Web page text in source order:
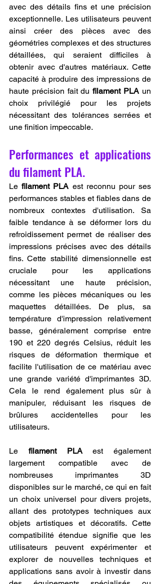
avec des détails fins et une précision
exceptionnelle. Les utilisateurs peuvent
ainsi créer des pièces avec des
géométries complexes et des structures
détaillées, qui seraient difficiles à
obtenir avec d'autres matériaux. Cette
capacité à produire des impressions de
haute précision fait du filament PLA un
choix privilégié pour les projets
nécessitant des tolérances serrées et
une finition impeccable.
Performances et applications
du filament PLA.
Le filament PLA est reconnu pour ses
performances stables et fiables dans de
nombreux contextes d'utilisation. Sa
faible tendance à se déformer lors du
refroidissement permet de réaliser des
impressions précises avec des détails
fins. Cette stabilité dimensionnelle est
cruciale pour les applications
nécessitant une haute précision,
comme les pièces mécaniques ou les
maquettes détaillées. De plus, sa
température d'impression relativement
basse, généralement comprise entre
190 et 220 degrés Celsius, réduit les
risques de déformation thermique et
facilite l'utilisation de ce matériau avec
une grande variété d'imprimantes 3D.
Cela le rend également plus sûr à
manipuler, réduisant les risques de
brûlures accidentelles pour les
utilisateurs.
Le filament PLA est également
largement compatible avec de
nombreuses imprimantes 3D
disponibles sur le marché, ce qui en fait
un choix universel pour divers projets,
allant des prototypes techniques aux
objets artistiques et décoratifs. Cette
compatibilité étendue signifie que les
utilisateurs peuvent expérimenter et
explorer de nouvelles techniques et
applications sans avoir à investir dans